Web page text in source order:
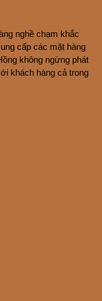
nghề chạm khắc
cấp các mặt hàng
không ngừng phát
khách hàng cả trong